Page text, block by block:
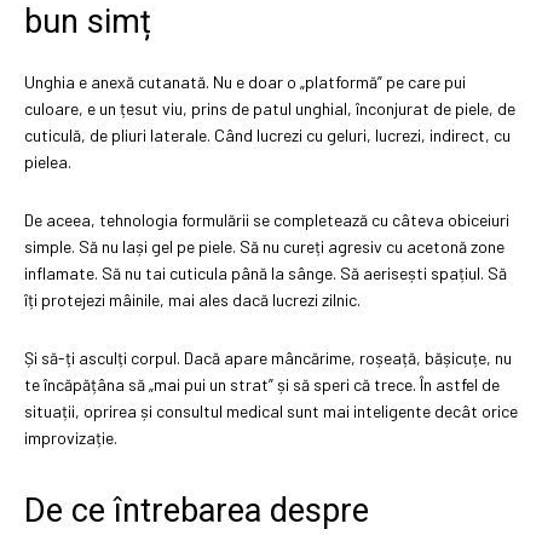
bun simț
Unghia e anexă cutanată. Nu e doar o „platformă” pe care pui
culoare, e un țesut viu, prins de patul unghial, înconjurat de piele, de
cuticulă, de pliuri laterale. Când lucrezi cu geluri, lucrezi, indirect, cu
pielea.
De aceea, tehnologia formulării se completează cu câteva obiceiuri
simple. Să nu lași gel pe piele. Să nu cureți agresiv cu acetonă zone
inflamate. Să nu tai cuticula până la sânge. Să aerisești spațiul. Să
îți protejezi mâinile, mai ales dacă lucrezi zilnic.
Și să-ți asculți corpul. Dacă apare mâncărime, roșeață, bășicuțe, nu
te încăpățâna să „mai pui un strat” și să speri că trece. În astfel de
situații, oprirea și consultul medical sunt mai inteligente decât orice
improvizație.
De ce întrebarea despre